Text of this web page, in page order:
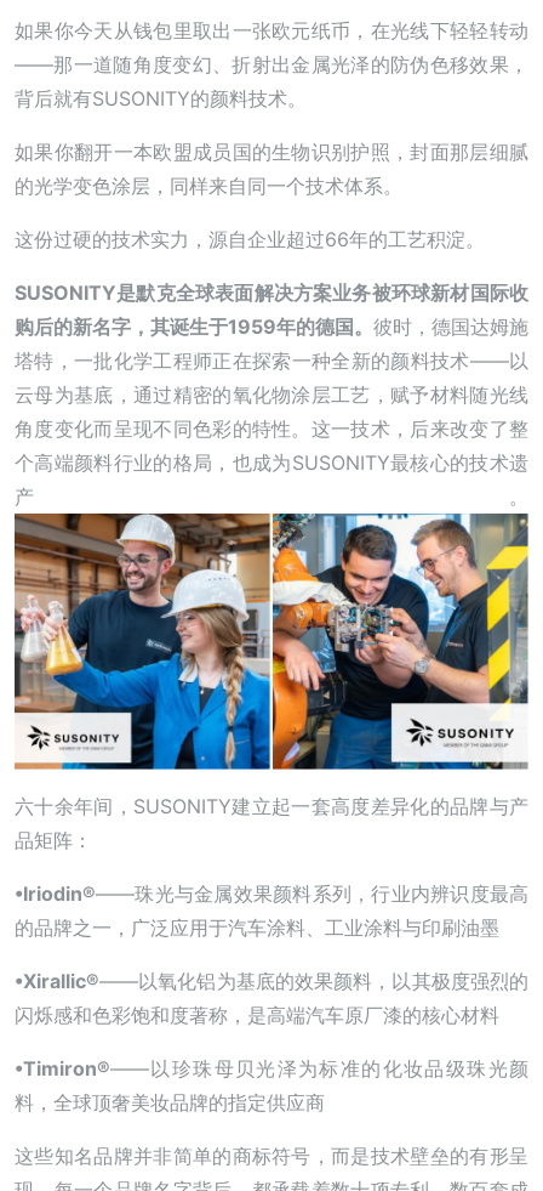
如果你今天从钱包里取出一张欧元纸币，在光线下轻轻转动
——那一道随角度变幻、折射出金属光泽的防伪色移效果，
背后就有SUSONITY的颜料技术。
如果你翻开一本欧盟成员国的生物识别护照，封面那层细腻
的光学变色涂层，同样来自同一个技术体系。
这份过硬的技术实力，源自企业超过66年的工艺积淀。
SUSONITY是默克全球表面解决方案业务被环球新材国际收
购后的新名字，其诞生于1959年的德国。 彼时，德国达姆施
塔特，一批化学工程师正在探索一种全新的颜料技术——以
云母为基底，通过精密的氧化物涂层工艺，赋予材料随光线
角度变化而呈现不同色彩的特性。这一技术，后来改变了整
个高端颜料行业的格局，也成为SUSONITY最核心的技术遗
产。
六十余年间，SUSONITY建立起一套高度差异化的品牌与产
品矩阵：
•Iriodin®——珠光与金属效果颜料系列，行业内辨识度最高
的品牌之一，广泛应用于汽车涂料、工业涂料与印刷油墨
•Xirallic®——以氧化铝为基底的效果颜料，以其极度强烈的
闪烁感和色彩饱和度著称，是高端汽车原厂漆的核心材料
•Timiron®——以珍珠母贝光泽为标准的化妆品级珠光颜
料，全球顶奢美妆品牌的指定供应商
这些知名品牌并非简单的商标符号，而是技术壁垒的有形呈